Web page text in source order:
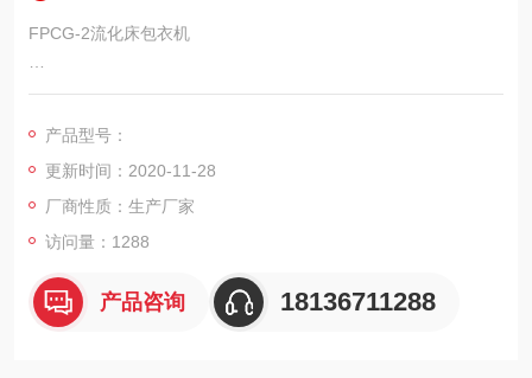
FPCG-2流化床包衣机
流化床包衣机，包括具有干燥空气进口（1-1）和排风口（1-2）
（7），其特征在于：气流分布板（2）上设有 至少2个均匀分布
在同一圆周上的大孔区域（2-1），大孔区域（2-1）的开孔率至
少是65％，
产品型号：
更新时间：2020-11-28
厂商性质：生产厂家
访问量：1288
产品咨询 18136711288